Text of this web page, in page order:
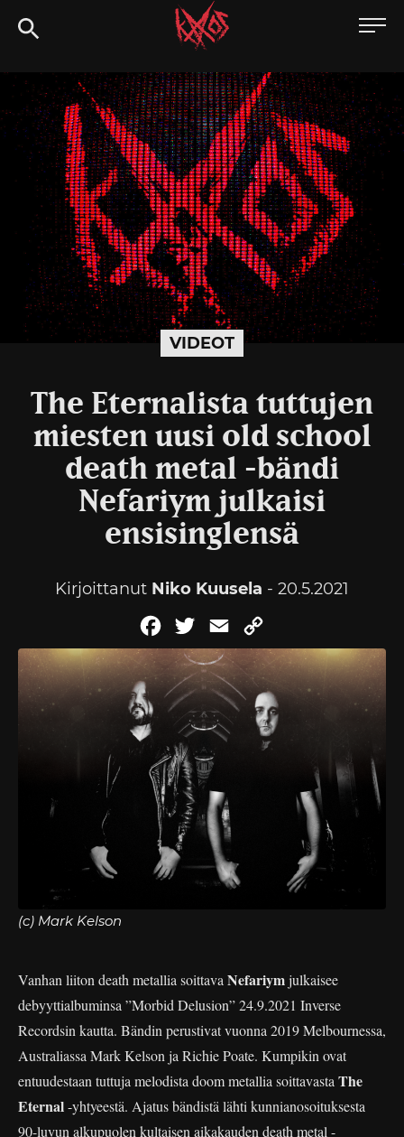
Siirry
suoraan
Kaaoszine
VIDEOT
The Eternalista tuttujen
miesten uusi old school
death metal -bändi
Nefariym julkaisi
ensisinglensä
Kirjoittanut Niko Kuusela - 20.5.2021
FacebookTwitterEmail
Link
(c) Mark Kelson
Vanhan liiton death metallia soittava Nefariymjulkaisee
debyyttialbuminsa ”Morbid Delusion” 24.9.2021 Inverse
Recordsin kautta. Bändin perustivat vuonna 2019 Melbournessa,
Australiassa Mark Kelson ja Richie Poate. Kumpikin ovat
entuudestaan tuttuja melodista doom metallia soittavasta The
Eternal-yhtyeestä. Ajatus bändistä lähti kunnianosoituksesta
90-luvun alkupuolen kultaisen aikakauden death metal -